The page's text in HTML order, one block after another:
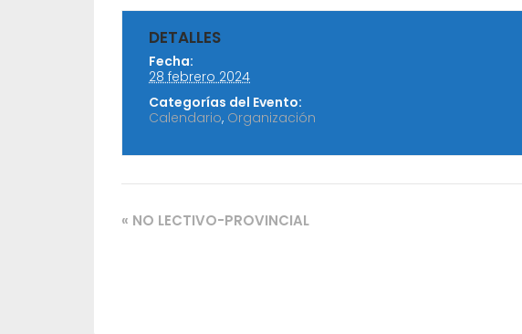
DETALLES
Fecha:
28 febrero 2024
Categorías del Evento:
Calendario, Organización
« NO LECTIVO-PROVINCIAL